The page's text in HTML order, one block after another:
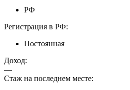
РФ
Регистрация в РФ:
Постоянная
Доход:
—
Стаж на последнем месте: